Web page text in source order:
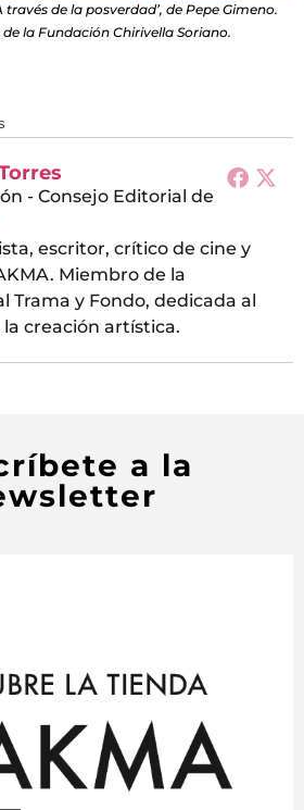
través de la posverdad’, de Pepe Gimeno.
la Fundación Chirivella Soriano.
- Consejo Editorial de
escritor, crítico de cine y
Miembro de la
Trama y Fondo, dedicada al
creación artística.
a la